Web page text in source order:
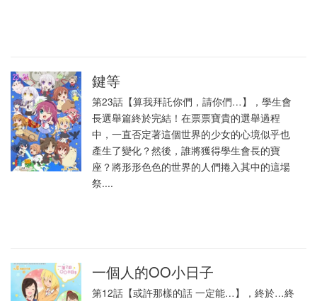
鍵等
第23話【算我拜託你們，請你們…】，學生會
長選舉篇終於完結！在票票寶貴的選舉過程
中，一直否定著這個世界的少女的心境似乎也
產生了變化？然後，誰將獲得學生會長的寶
座？將形形色色的世界的人們捲入其中的這場
祭....
一個人的OO小日子
第12話【或許那樣的話 一定能…】，終於…終